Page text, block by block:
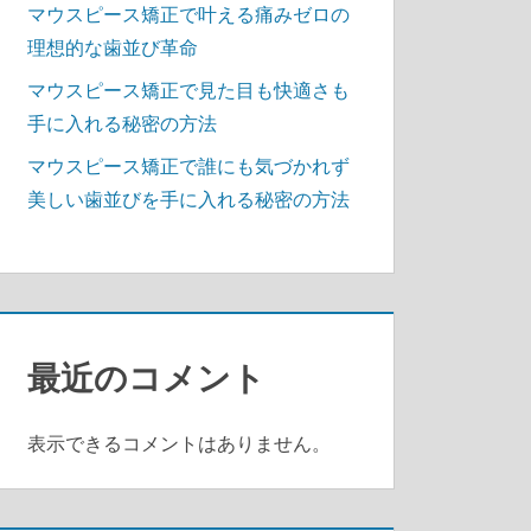
マウスピース矯正で叶える痛みゼロの
理想的な歯並び革命
マウスピース矯正で見た目も快適さも
手に入れる秘密の方法
マウスピース矯正で誰にも気づかれず
美しい歯並びを手に入れる秘密の方法
最近のコメント
表示できるコメントはありません。